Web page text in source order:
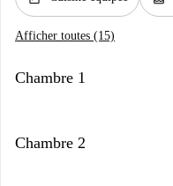
Afficher toutes (15)
Chambre 1
Chambre 2